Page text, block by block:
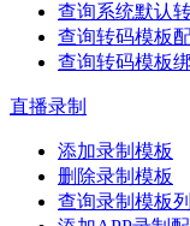
查询系统默认
查询转码模板
查询转码模板
直播录制
添加录制模板
删除录制模板
查询录制模板